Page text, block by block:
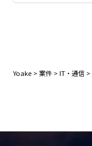
Yoake >案件 >IT・通信 >